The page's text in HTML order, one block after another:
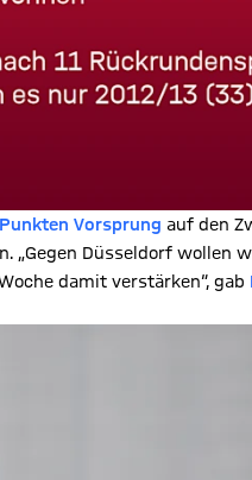
Vorsprung auf den
„Gegen Düsseldorf wollen
damit verstärken“, gab